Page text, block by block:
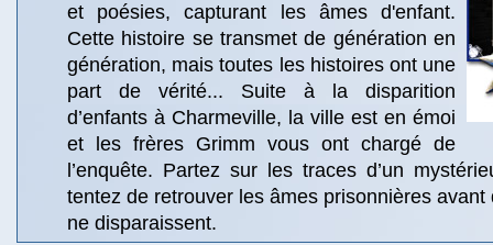
et poésies, capturant les âmes d'enfant.
Cette histoire se transmet de génération en
génération, mais toutes les histoires ont une
part de vérité... Suite à la disparition
d’enfants à Charmeville, la ville est en émoi
et les frères Grimm vous ont chargé de
l’enquête. Partez sur les traces d’un
tentez de retrouver les âmes prisonnières avant
ne disparaissent.